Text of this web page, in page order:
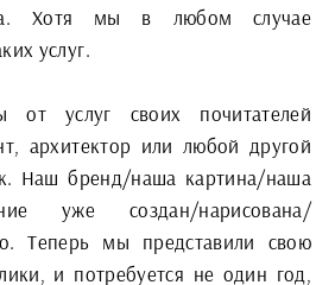
Хотя мы в любом случае
услуг.
от услуг своих почитателей
архитектор или любой другой
Наш бренд/наша картина/наша
уже создан/нарисована/
Теперь мы представили свою
и потребуется не один год,